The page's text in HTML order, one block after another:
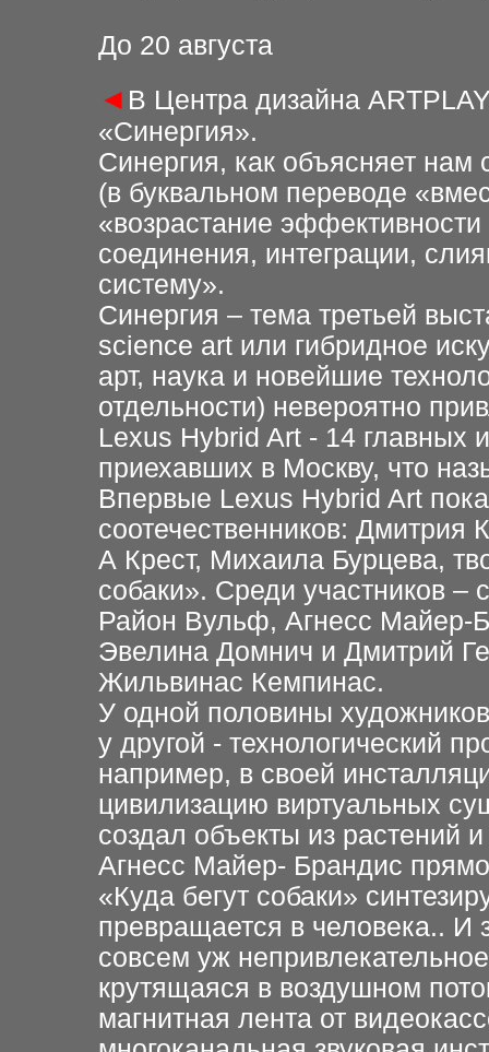
До 20 августа
◄ В Центра дизайна
«Синергия».
Синергия, как объясняет нам
(в буквальном переводе
«возрастание эффективности
соединения, интеграции,
систему».
Синергия – тема третьей
science art или гибридное
арт, наука и новейшие
отдельности) невероятно
Lexus Hybrid Art - 14 главных
приехавших в Москву, что
Впервые Lexus Hybrid Art
соотечественников:
А Крест, Михаила Бурцева,
собаки». Среди участников
Район Вульф, Агнесс
Эвелина Домнич и Дмитрий
Жильвинас Кемпинас.
У одной половины
у другой - технологический
например, в своей
цивилизацию виртуальных
создал объекты из растений
Агнесс Майер- Брандис
«Куда бегут собаки»
превращается в человека.. И
совсем уж
крутящаяся в воздушном
магнитная лента от